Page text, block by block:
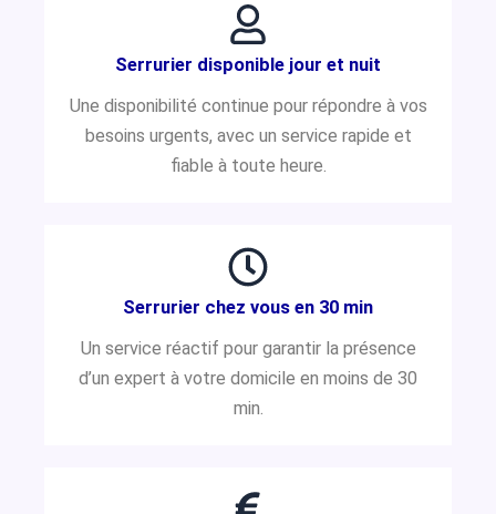
Serrurier disponible jour et nuit
Une disponibilité continue pour répondre à vos
besoins urgents, avec un service rapide et
fiable à toute heure.
Serrurier chez vous en 30 min
Un service réactif pour garantir la présence
d’un expert à votre domicile en moins de 30
min.